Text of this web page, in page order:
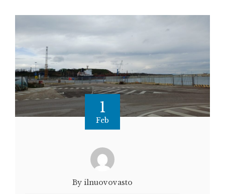
1
Feb
By ilnuovovasto